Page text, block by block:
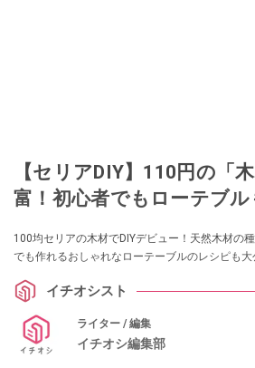
【セリアDIY】110円の「
富！初心者でもローテブル
100均セリアの木材でDIYデビュー！天然木材の
でも作れるおしゃれなローテーブルのレシピも大
イチオシスト
ライター / 編集
イチオシ編集部